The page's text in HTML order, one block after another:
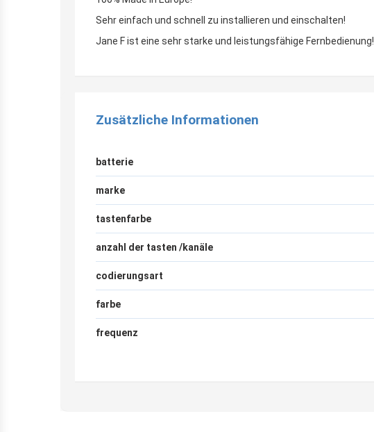
Sehr einfach und schnell zu installieren und einschalten!
Jane F ist eine sehr starke und leistungsfähige Fernbedienung!
Zusätzliche Informationen
batterie
marke
tastenfarbe
anzahl der tasten /kanäle
codierungsart
farbe
frequenz